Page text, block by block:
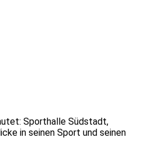
Sporthalle Südstadt,
in seinen Sport und seinen